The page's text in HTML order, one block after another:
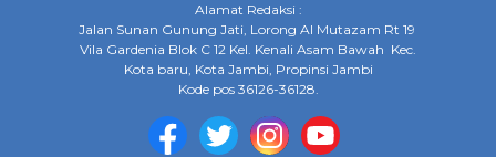
Alamat Redaksi :
Jalan Sunan Gunung Jati, Lorong Al Mutazam Rt 19
Vila Gardenia Blok C 12 Kel. Kenali Asam Bawah Kec.
Kota baru, Kota Jambi, Propinsi Jambi
Kode pos 36126-36128.